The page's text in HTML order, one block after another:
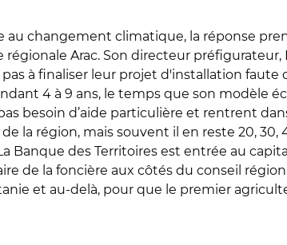
au changement climatique, la réponse
Arac. Son directeur
à finaliser leur projet d'installation faute
4 à 9 ans, le temps que son modèle
besoin d’aide particulière et rentrent
la région, mais souvent il en reste 20,
Banque des Territoires est entrée au
de la foncière aux côtés du conseil
et au-delà, pour que le premier